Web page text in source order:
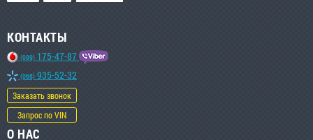
КОНТАКТЫ
(099) 175-47-87
(068) 935-52-32
Заказать звонок
Запрос по VIN
О НАС